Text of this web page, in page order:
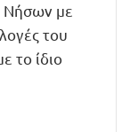
Νήσων με
του
το ίδιο